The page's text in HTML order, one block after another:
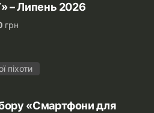
– Липень 2026
грн
піхоти
«Смартфони для